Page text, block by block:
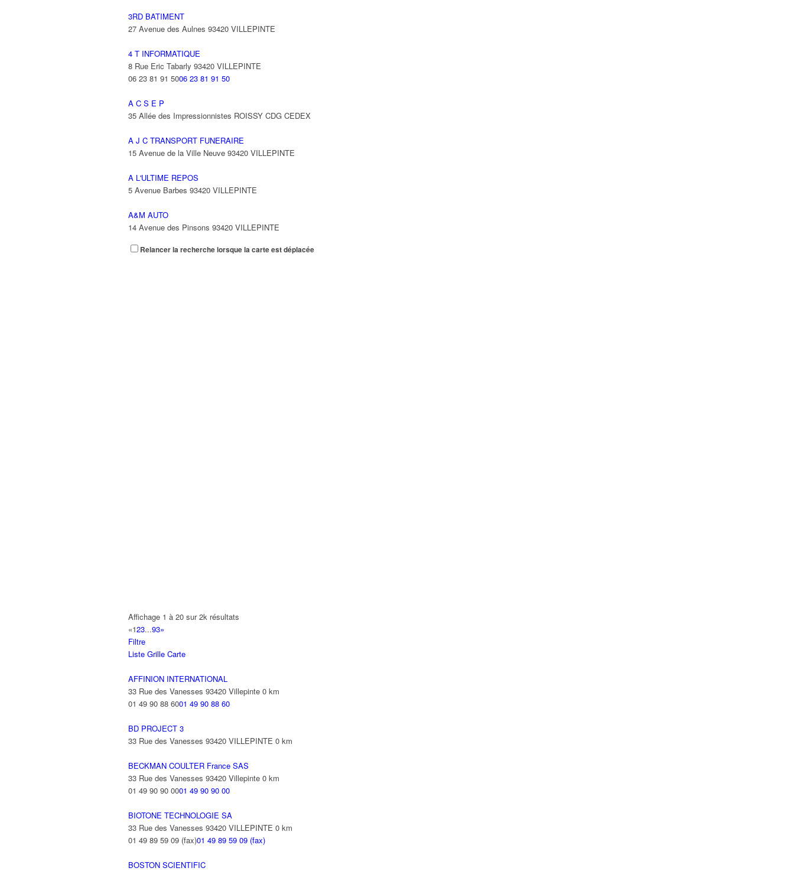
3RD BATIMENT
27 Avenue des Aulnes 93420 VILLEPINTE
4 T INFORMATIQUE
8 Rue Eric Tabarly 93420 VILLEPINTE
06 23 81 91 5006 23 81 91 50
A C S E P
35 Allée des Impressionnistes ROISSY CDG CEDEX
A J C TRANSPORT FUNERAIRE
15 Avenue de la Ville Neuve 93420 VILLEPINTE
A L'ULTIME REPOS
5 Avenue Barbes 93420 VILLEPINTE
A&M AUTO
14 Avenue des Pinsons 93420 VILLEPINTE
A&N EXPORTS LTD
ABBAOUI TOUFIK
10 Allée Georges Gershwin 93420 VILLEPINTE
ABBES SARAH
Relancer la recherche lorsque la carte est déplacée
Affichage 1 à 20 sur 2k résultats
«123...93»
Filtre
Liste Grille Carte
AFFINION INTERNATIONAL
33 Rue des Vanesses 93420 Villepinte 0 km
01 49 90 88 6001 49 90 88 60
BD PROJECT 3
33 Rue des Vanesses 93420 VILLEPINTE 0 km
BECKMAN COULTER France SAS
33 Rue des Vanesses 93420 Villepinte 0 km
01 49 90 90 0001 49 90 90 00
BIOTONE TECHNOLOGIE SA
33 Rue des Vanesses 93420 VILLEPINTE 0 km
01 49 89 59 09 (fax)01 49 89 59 09 (fax)
BOSTON SCIENTIFIC